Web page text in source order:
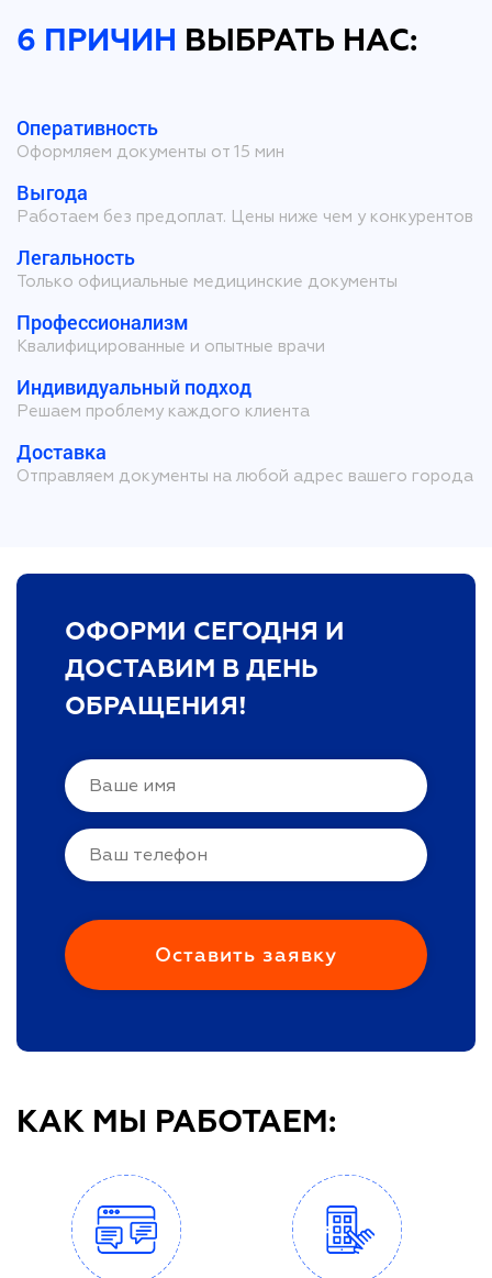
6 ПРИЧИН ВЫБРАТЬ НАС:
Оперативность
Оформляем документы от 15 мин
Выгода
Работаем без предоплат. Цены ниже чем у конкурентов
Легальность
Только официальные медицинские документы
Профессионализм
Квалифицированные и опытные врачи
Индивидуальный подход
Решаем проблему каждого клиента
Доставка
Отправляем документы на любой адрес вашего города
ОФОРМИ СЕГОДНЯ И
ДОСТАВИМ В ДЕНЬ
ОБРАЩЕНИЯ!
КАК МЫ РАБОТАЕМ: